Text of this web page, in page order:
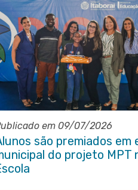
em 09/07/2026
são premiados em
do projeto MPT